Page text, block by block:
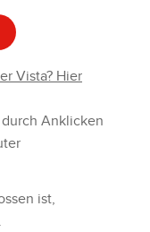
Vista? Hier
Anklicken
ist,